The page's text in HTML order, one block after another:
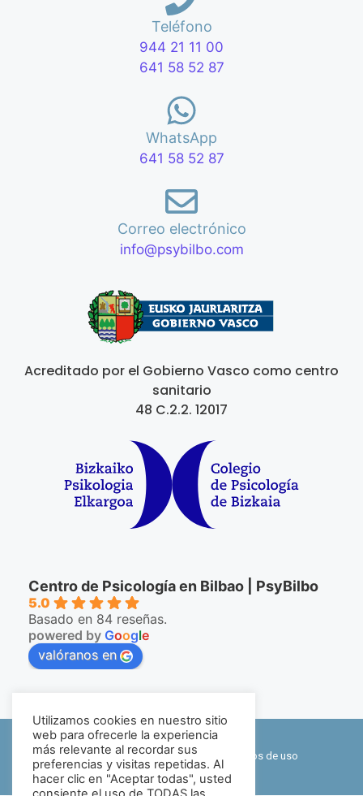
Teléfono
944 21 11 00
641 58 52 87
WhatsApp
641 58 52 87
Correo electrónico
info@psybilbo.com
Acreditado por el Gobierno Vasco como centro
sanitario
48 C.2.2. 12017
Centro de Psicología en Bilbao | PsyBilbo
5.0
Basado en 84 reseñas.
powered by Google
valóranos en
©2026 PsyBilbo
Política de privacidad y cookies
Términos de uso
Mapa web
Utilizamos cookies en nuestro sitio
web para ofrecerle la experiencia
más relevante al recordar sus
preferencias y visitas repetidas. Al
hacer clic en "Aceptar todas", usted